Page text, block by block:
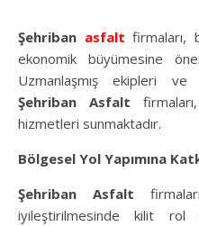
Şehriban asfalt firmaları,
ekonomik büyümesine
Uzmanlaşmış ekipleri
Şehriban Asfalt
hizmetleri sunmaktadır.
Bölgesel Yol Yapımına
Şehriban Asfalt
iyileştirilmesinde kilit rol